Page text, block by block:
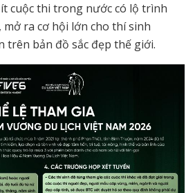
cuộc thi trong nước có lộ trình
ra cơ hội lớn cho thí sinh
trên bản đồ sắc đẹp thế giới.